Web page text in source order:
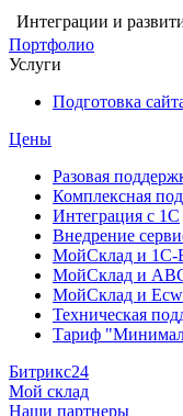
Интеграции и
Портфолио
Услуги
Подготовка
Цены
Разовая
Комплексная
Интеграция с 1С
Внедрение
МойСклад и 1С-
МойСклад и
МойСклад и
Техническая
Тариф
Битрикс24
Мой склад
Наши партнеры